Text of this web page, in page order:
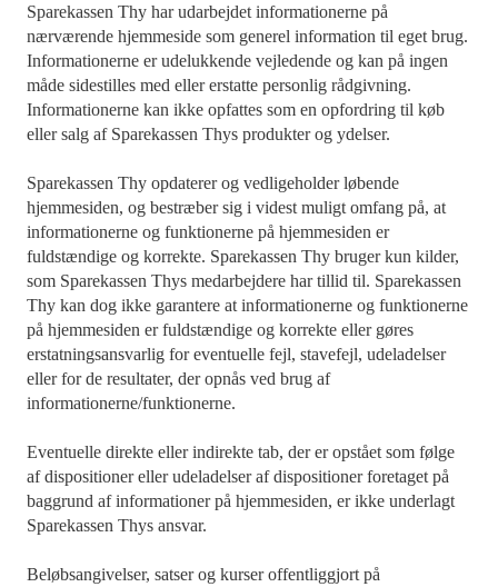
Sparekassen Thy har udarbejdet informationerne på
nærværende hjemmeside som generel information til eget brug.
Informationerne er udelukkende vejledende og kan på ingen
måde sidestilles med eller erstatte personlig rådgivning.
Informationerne kan ikke opfattes som en opfordring til køb
eller salg af Sparekassen Thys produkter og ydelser.
Sparekassen Thy opdaterer og vedligeholder løbende
hjemmesiden, og bestræber sig i videst muligt omfang på, at
informationerne og funktionerne på hjemmesiden er
fuldstændige og korrekte. Sparekassen Thy bruger kun kilder,
som Sparekassen Thys medarbejdere har tillid til. Sparekassen
Thy kan dog ikke garantere at informationerne og funktionerne
på hjemmesiden er fuldstændige og korrekte eller gøres
erstatningsansvarlig for eventuelle fejl, stavefejl, udeladelser
eller for de resultater, der opnås ved brug af
informationerne/funktionerne.
Eventuelle direkte eller indirekte tab, der er opstået som følge
af dispositioner eller udeladelser af dispositioner foretaget på
baggrund af informationer på hjemmesiden, er ikke underlagt
Sparekassen Thys ansvar.
Beløbsangivelser, satser og kurser offentliggjort på